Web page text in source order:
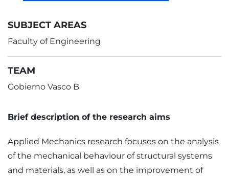
SUBJECT AREAS
Faculty of Engineering
TEAM
Gobierno Vasco B
Brief description of the research aims
Applied Mechanics research focuses on the analysis
of the mechanical behaviour of structural systems
and materials, as well as on the improvement of